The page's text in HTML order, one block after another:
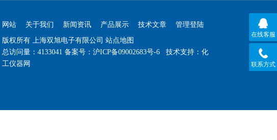
网站 关于我们 新闻资讯 产品展示 技术文章 管理登陆
版权所有 上海双旭电子有限公司 站点地图
总访问量： 4133041 备案号： 沪ICP备09002683号-6 技术支持： 化
工仪器网
在线客服
联系方式